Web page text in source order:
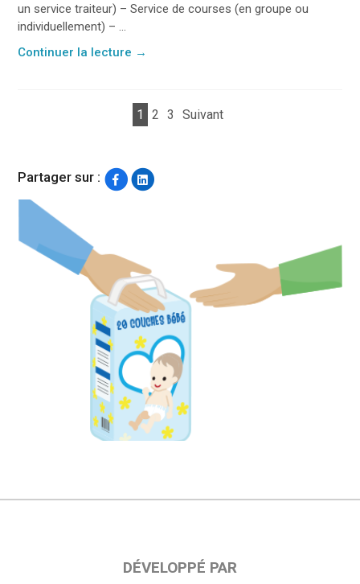
un service traiteur) – Service de courses (en groupe ou
individuellement) – ...
Continuer la lecture →
1 2 3 Suivant
Partager sur :
DÉVELOPPÉ PAR